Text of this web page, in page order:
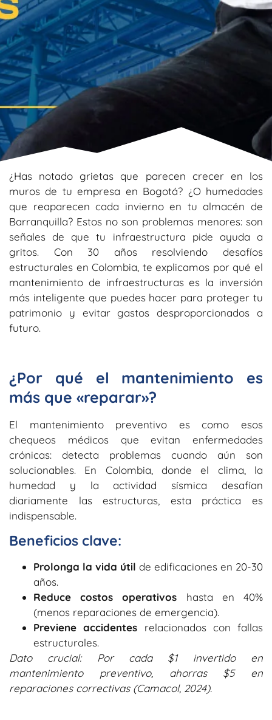
¿Has notado grietas que parecen crecer en los
muros de tu empresa en Bogotá? ¿O humedades
que reaparecen cada invierno en tu almacén de
Barranquilla? Estos no son problemas menores: son
señales de que tu infraestructura pide ayuda a
gritos. Con 30 años resolviendo desafíos
estructurales en Colombia, te explicamos por qué el
mantenimiento de infraestructurases la inversión
más inteligente que puedes hacer para proteger tu
patrimonio y evitar gastos desproporcionados a
futuro.
¿Por qué el mantenimiento es
más que «reparar»?
El mantenimiento preventivo es como esos
chequeos médicos que evitan enfermedades
crónicas: detecta problemas cuando aún son
solucionables. En Colombia, donde el clima, la
humedad y la actividad sísmica desafían
diariamente las estructuras, esta práctica es
indispensable.
Beneficios clave:
Prolonga la vida útil de edificaciones en 20-30
años.
Reduce costos operativos hasta en 40%
(menos reparaciones de emergencia).
Previene accidentes relacionados con fallas
estructurales.
Dato crucial: Por cada $1 invertido en
mantenimiento preventivo, ahorras $5 en
reparaciones correctivas (Camacol, 2024).